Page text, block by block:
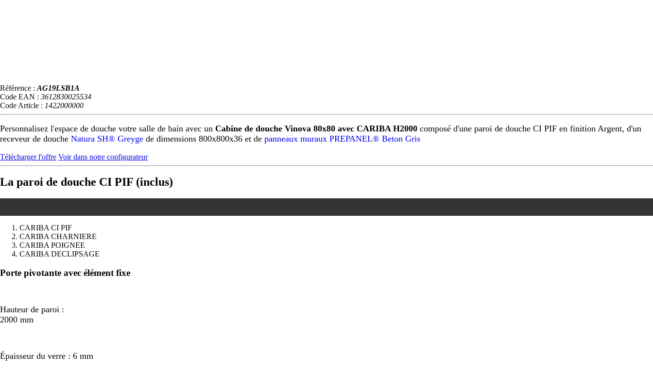
Référence : AG19LSB1A
Code EAN : 3612830025534
Code Article : 1422000000
Personnalisez l'espace de douche votre salle de bain avec un Cabine de douche Vinova 80x80 avec CARIBA H2000 composé d'une paroi de douche CI PIF en finition Argent, d'un
receveur de douche Natura SH® Greyge de dimensions 800x800x36 et de panneaux muraux PREPANEL® Beton Gris
Télécharger l'offre Voir dans notre configurateur
La paroi de douche CI PIF (inclus)
CARIBA CI PIF
CARIBA CHARNIERE
CARIBA POIGNEE
CARIBA DECLIPSAGE
Précédent
Suivant
Porte pivotante avec élément fixe
Hauteur de paroi :
2000 mm
Épaisseur du verre : 6 mm